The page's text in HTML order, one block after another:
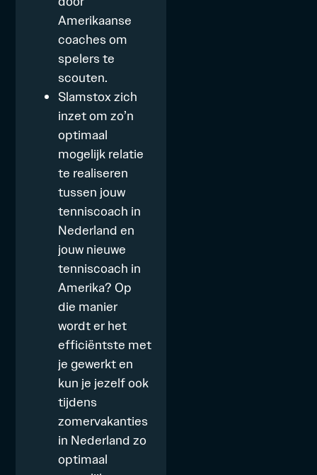
Amerikaanse
coaches om
spelers te
scouten.
Slamstox zich
inzet om zo’n
optimaal
mogelijk relatie
te realiseren
tussen jouw
tenniscoach in
Nederland en
jouw nieuwe
tenniscoach in
Amerika? Op
die manier
wordt er het
efficiëntste met
je gewerkt en
kun je jezelf ook
tijdens
zomervakanties
in Nederland zo
optimaal